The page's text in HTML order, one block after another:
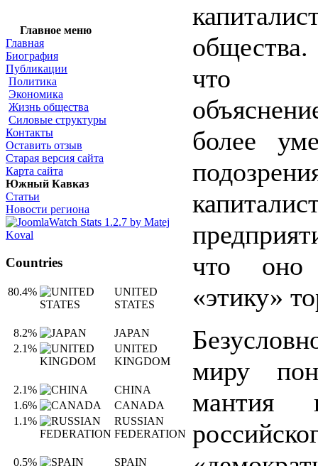
Главное меню
Главная
Биография
Публикации
Политика
Экономика
Жизнь общества
Силовые структуры
Контакты
Оставить отзыв
Старая версия сайта
Карта сайта
Южный Кавказ
Статьи
Новости региона
Countries
80.4%
UNITED
STATES
8.2%
JAPAN
2.1%
UNITED
KINGDOM
2.1%
CHINA
1.6%
CANADA
1.1%
RUSSIAN
FEDERATION
0.5% SPAIN
что
более
что оно
«этику»
миру
мантия